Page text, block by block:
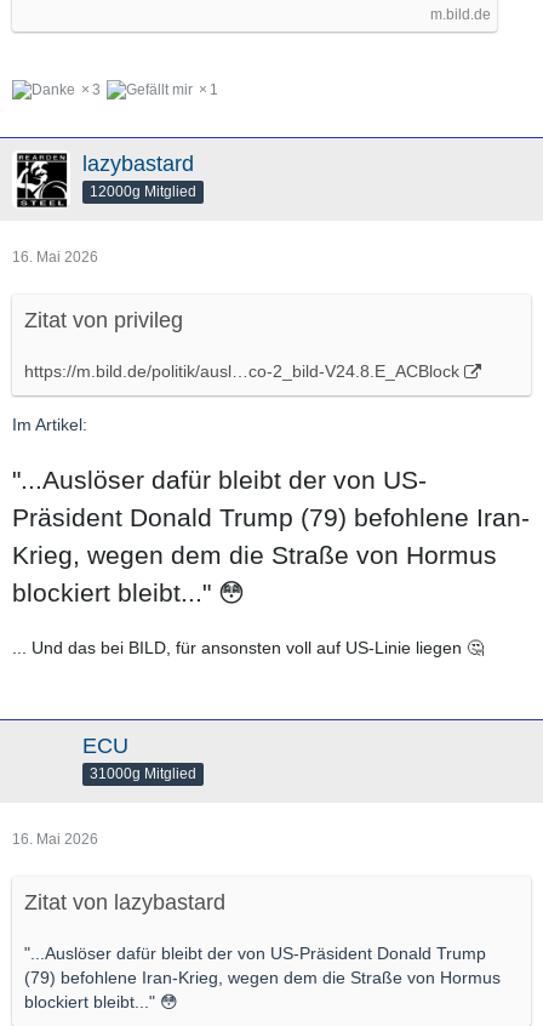
m.bild.de
3 1
lazybastard
12000g Mitglied
16. Mai 2026
Zitat von privileg
https://m.bild.de/politik/ausl…co-2_bild-V24.8.E_ACBlock
Im Artikel:
"...Auslöser dafür bleibt der von US-
Präsident Donald Trump (79) befohlene Iran-
Krieg, wegen dem die Straße von Hormus
blockiert bleibt..." 😳
... Und das bei BILD, für ansonsten voll auf US-Linie liegen 🤔
ECU
31000g Mitglied
16. Mai 2026
Zitat von lazybastard
"...Auslöser dafür bleibt der von US-Präsident Donald Trump
(79) befohlene Iran-Krieg, wegen dem die Straße von Hormus
blockiert bleibt..." 😳